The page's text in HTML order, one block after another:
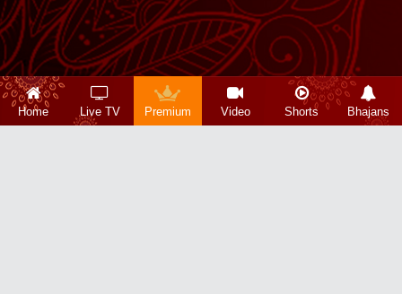
Home Live TV Premium Video Shorts Bhajans